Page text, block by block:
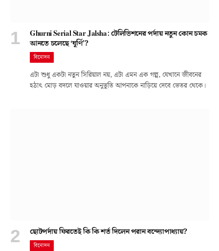
Ghurni Serial Star Jalsha: টেলিভিশনের পর্দায় নতুন কোন চমক
আনতে চলেছে ‘ঘূর্ণি’?
বিনোদন
এটা শুধু একটা নতুন সিরিয়াল নয়, এটা এমন এক গল্প, যেখানে জীবনের
হঠাৎ মোড় বদলে যাওয়ার অনুভূতি আপনাকে নাড়িয়ে দেবে ভেতর থেকে।
ছোটপর্দায় ফিরতেই কি কি শর্ত দিলেন পরান বন্দ্যোপাধ্যায়?
বিনোদন